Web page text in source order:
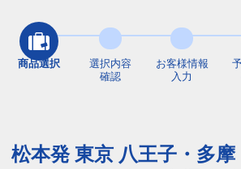
商品選択
選択内容
確認
お客様情報
入力
松本発 東京 八王子・多摩